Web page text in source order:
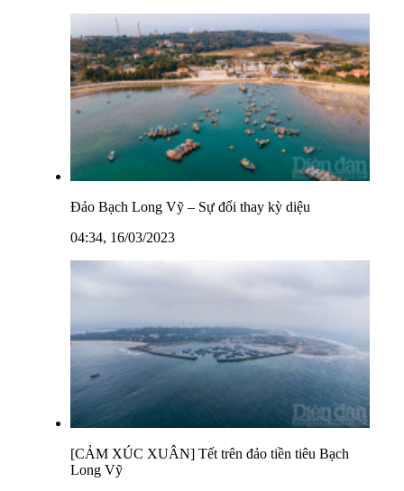
Đảo Bạch Long Vỹ – Sự đổi thay kỳ diệu
04:34, 16/03/2023
[CẢM XÚC XUÂN] Tết trên đảo tiền tiêu Bạch
Long Vỹ